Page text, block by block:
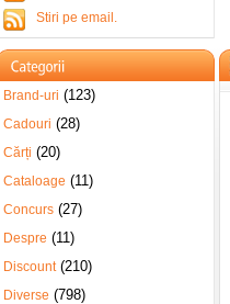
Stiri pe email.
Brand-uri (123)
Cadouri (28)
Cărți (20)
Cataloage (11)
Concurs (27)
Despre (11)
Discount(210)
Diverse (798)